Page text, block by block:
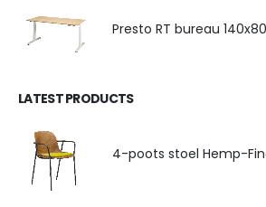
Presto RT bureau
LATEST PRODUCTS
4-poots stoel Hemp-